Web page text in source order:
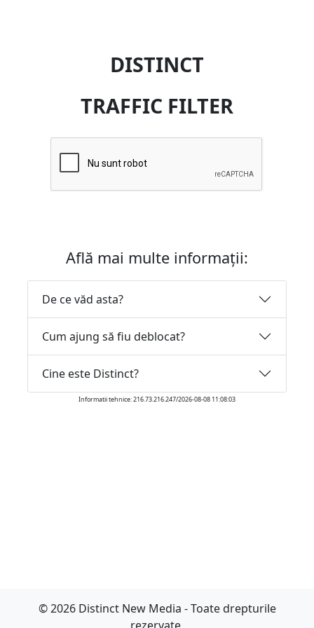
DISTINCT
TRAFFIC FILTER
Află mai multe informații:
De ce văd asta?
Cum ajung să fiu deblocat?
Cine este Distinct?
Informatii tehnice: 216.73.216.247/2026-08-08 11:08:03
© 2026 Distinct New Media - Toate drepturile